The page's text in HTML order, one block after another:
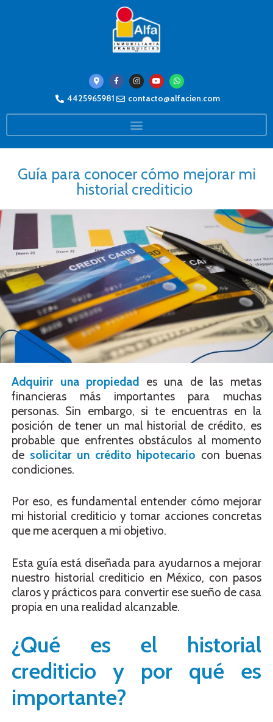
4425965981 contacto@alfacien.com
Guía para conocer cómo mejorar mi
historial crediticio
Adquirir una propiedad
es una de las metas
financieras más importantes para muchas
personas. Sin embargo, si te encuentras en la
posición de tener un mal historial de crédito, es
probable que enfrentes obstáculos al momento
de solicitar un crédito hipotecario con buenas
condiciones.
Por eso, es fundamental entender cómo mejorar
mi historial crediticio y tomar acciones concretas
que me acerquen a mi objetivo.
Esta guía está diseñada para ayudarnos a mejorar
nuestro historial crediticio en México, con pasos
claros y prácticos para convertir ese sueño de casa
propia en una realidad alcanzable.
¿Qué es el historial
crediticio y por qué es
importante?